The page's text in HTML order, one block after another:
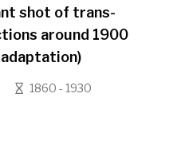
shot of trans-
around 1900
1860 - 1930